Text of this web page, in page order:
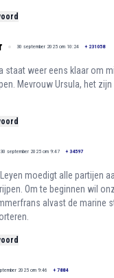
30 september 2025 om 10:24 + 231058
staat weer eens klaar om
Mevrouw Ursula, het
30 september 2025 om 9:47 + 34597
moedigt alle partijen
Om te beginnen wil
alvast de marine
2025 om 9:46 + 7884